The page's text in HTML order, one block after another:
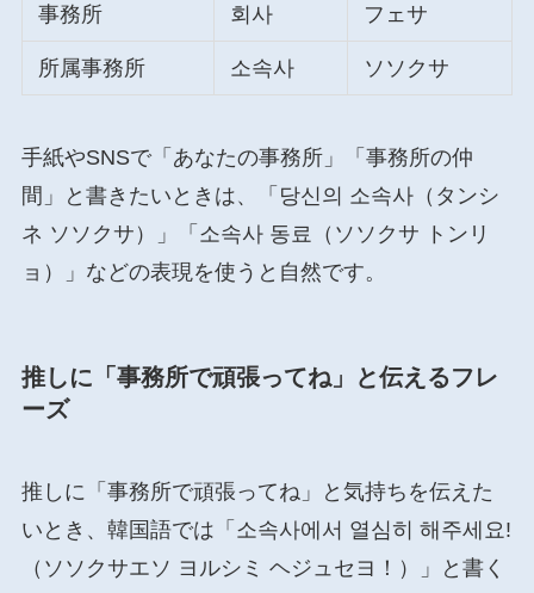
事務所 회사 フェサ
所属事務所 소속사 ソソクサ
手紙やSNSで「あなたの事務所」「事務所の仲
間」と書きたいときは、「당신의 소속사（タンシ
ネ ソソクサ）」「소속사 동료（ソソクサ トンリ
ョ）」などの表現を使うと自然です。
推しに「事務所で頑張ってね」と伝えるフレ
ーズ
推しに「事務所で頑張ってね」と気持ちを伝えた
いとき、韓国語では「소속사에서 열심히 해주세요!
（ソソクサエソ ヨルシミ ヘジュセヨ！）」と書く